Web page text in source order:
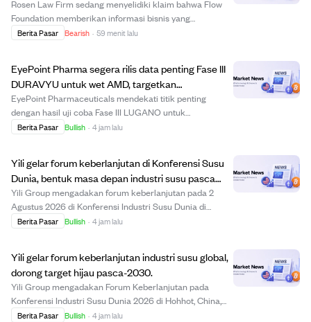
Foundation
Rosen Law Firm sedang menyelidiki klaim bahwa Flow
Foundation memberikan informasi bisnis yang
menyesatkan kepada investor cryptocurrency FLOW.
Desember 202...
Berita Pasar Bearish · 59 menit lalu
EyePoint Pharma segera rilis data penting Fase III
DURAVYU untuk wet AMD, targetkan
pengurangan frekuensi injeksi 2026
EyePoint Pharmaceuticals mendekati titik penting
dengan hasil uji coba Fase III LUGANO untuk
pengobatan DURAVYU pada wet age-related macular
enam b...
Berita Pasar Bullish · 4 jam lalu
Yili gelar forum keberlanjutan di Konferensi Susu
Dunia, bentuk masa depan industri susu pasca
2030.
Yili Group mengadakan forum keberlanjutan pada 2
Agustus 2026 di Konferensi Industri Susu Dunia di
Hohhot, China, yang dihadiri lebih dari 200 pemimpin
Berita Pasar Bullish · 4 jam lalu
Yili gelar forum keberlanjutan industri susu global,
dorong target hijau pasca-2030.
Yili Group mengadakan Forum Keberlanjutan pada
Konferensi Industri Susu Dunia 2026 di Hohhot, China,
mengumpulkan lebih dari 200 pemimpin internasional
Berita Pasar Bullish · 4 jam lalu